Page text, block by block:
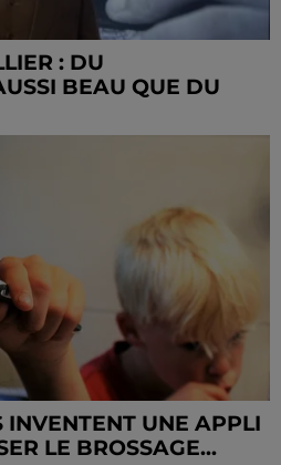
: DU
BEAU QUE DU
INVENTENT UNE APPLI
LE BROSSAGE...